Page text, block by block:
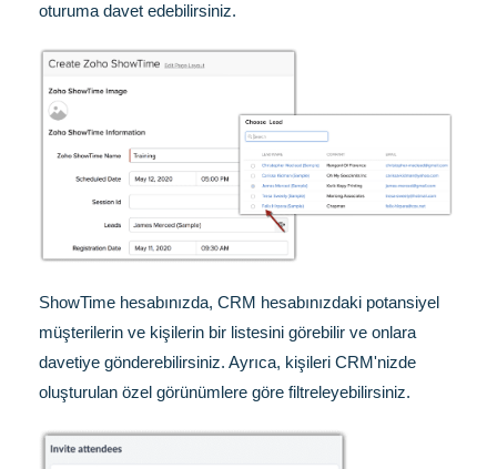
oturuma davet edebilirsiniz.
ShowTime hesabınızda, CRM hesabınızdaki potansiyel
müşterilerin ve kişilerin bir listesini görebilir ve onlara
davetiye gönderebilirsiniz. Ayrıca, kişileri CRM'nizde
oluşturulan özel görünümlere göre filtreleyebilirsiniz.